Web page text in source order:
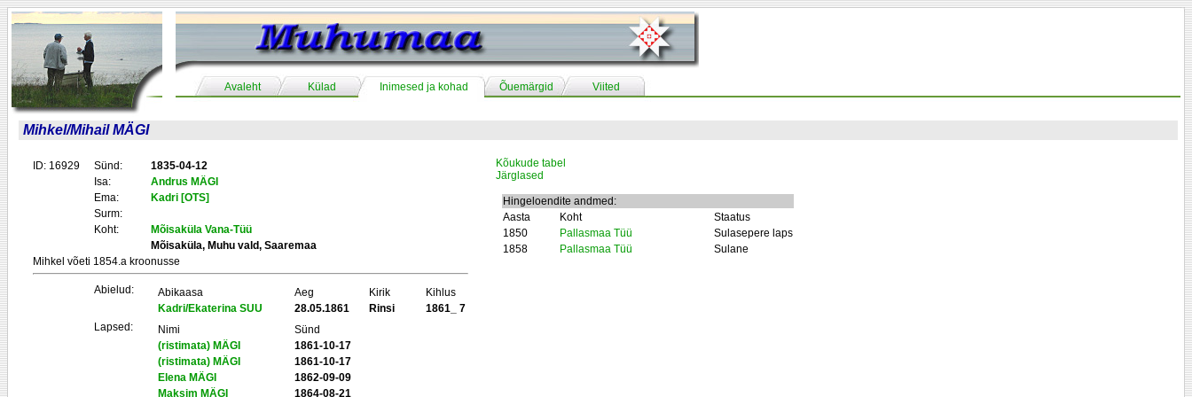
Avaleht Külad Inimesed ja kohad Õuemärgid Viited
Mihkel/Mihail MÄGI
ID: 16929 Sünd:
1835-04-12
Isa:
Andrus MÄGI
Ema:
Kadri [OTS]
Surm:
Koht:
Mõisaküla Vana-Tüü
Mõisaküla, Muhu vald, Saaremaa
Mihkel võeti 1854.a kroonusse
Abielud: Abikaasa Aeg Kirik
Kihlus
Kadri/Ekaterina SUU
28.05.1861 Rinsi
1861_ 7
Lapsed:
Nimi
Sünd
(ristimata) MÄGI
1861-10-17
(ristimata) MÄGI
1861-10-17
Elena MÄGI
1862-09-09
Maksim MÄGI
1864-08-21
Kõukude tabel
Järglased
Hingeloendite andmed:
Aasta
Koht
Staatus
1850
Pallasmaa Tüü
Sulasepere laps
1858
Pallasmaa Tüü Sulane